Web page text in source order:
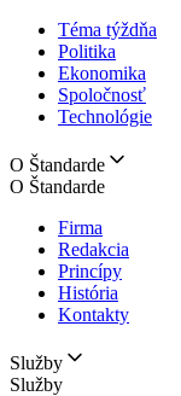
Téma týždňa
Politika
Ekonomika
Spoločnosť
Technológie
O Štandarde
O Štandarde
Firma
Redakcia
Princípy
História
Kontakty
Služby
Služby